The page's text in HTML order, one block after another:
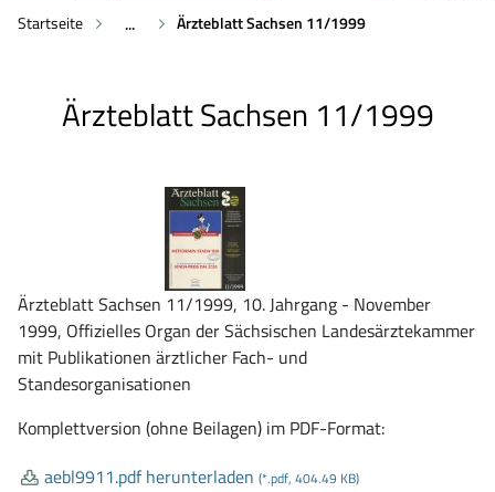
Startseite ... Ärzteblatt Sachsen 11/1999
Ärzteblatt Sachsen 11/1999
Ärzteblatt Sachsen 11/1999, 10. Jahrgang - November
1999, Offizielles Organ der Sächsischen Landesärztekammer
mit Publikationen ärztlicher Fach- und
Standesorganisationen
Komplettversion (ohne Beilagen) im PDF-Format:
aebl9911.pdf herunterladen (*.pdf, 404.49 KB)